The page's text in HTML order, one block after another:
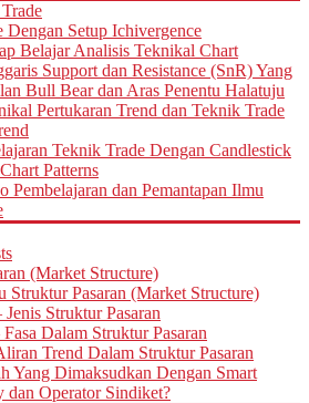
Dengan Setup Ichivergence
Belajar Analisis Teknikal Chart
Support dan Resistance (SnR) Yang
Bull Bear dan Aras Penentu Halatuju
Pertukaran Trend dan Teknik Trade
Teknik Trade Dengan Candlestick
Patterns
Pembelajaran dan Pemantapan Ilmu
(Market Structure)
Struktur Pasaran (Market Structure)
Jenis Struktur Pasaran
Fasa Dalam Struktur Pasaran
Trend Dalam Struktur Pasaran
Yang Dimaksudkan Dengan Smart
dan Operator Sindiket?